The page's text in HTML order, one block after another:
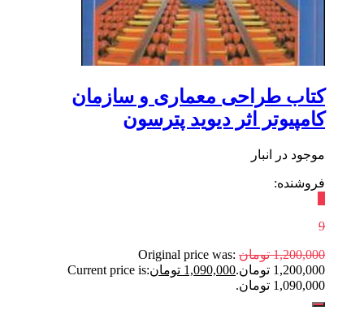
کتاب طراحی معماری و سازمان
کامپیوتر اثر دیوید پترسون
موجود در انبار
فروشنده:
9
1,200,000 تومان Original price was:
1,200,000 تومان.
1,090,000 تومانCurrent price is:
1,090,000 تومان.